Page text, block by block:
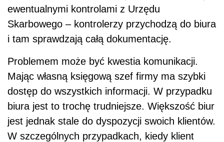
ewentualnymi kontrolami z Urzędu
Skarbowego – kontrolerzy przychodzą do biura
i tam sprawdzają całą dokumentację.
Problemem może być kwestia komunikacji.
Mając własną księgową szef firmy ma szybki
dostęp do wszystkich informacji. W przypadku
biura jest to trochę trudniejsze. Większość biur
jest jednak stale do dyspozycji swoich klientów.
W szczególnych przypadkach, kiedy klient